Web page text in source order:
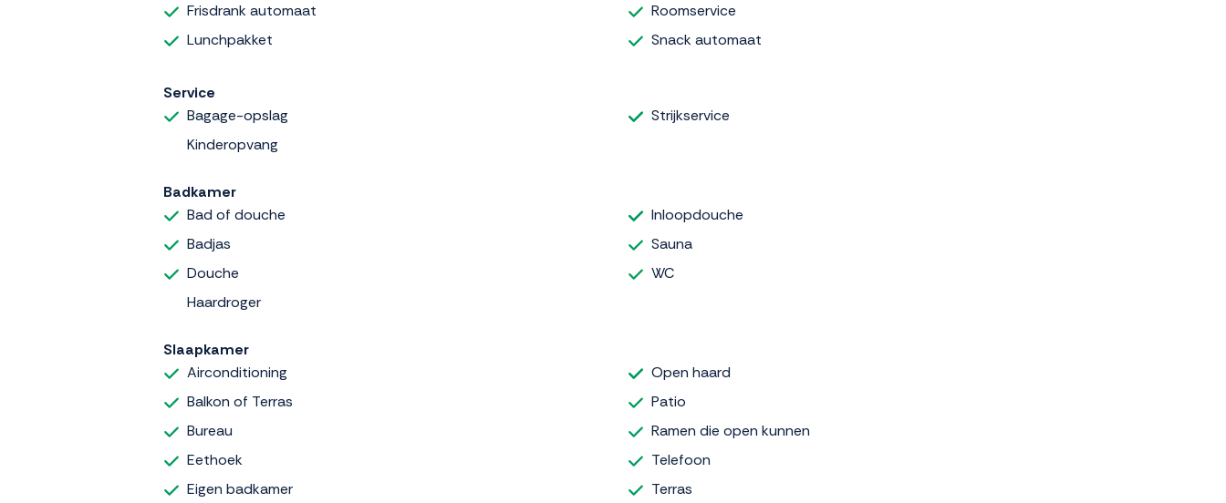
Frisdrank automaat
Lunchpakket
Roomservice
Snack automaat
Service
Bagage-opslag
Kinderopvang
Strijkservice
Badkamer
Bad of douche
Badjas
Douche
Haardroger
Inloopdouche
Sauna
WC
Slaapkamer
Airconditioning
Balkon of Terras
Bureau
Eethoek
Eigen badkamer
Open haard
Patio
Ramen die open kunnen
Telefoon
Terras